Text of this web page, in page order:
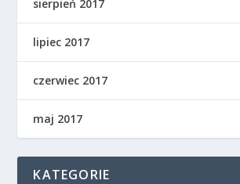
sierpień 2017
lipiec 2017
czerwiec 2017
maj 2017
KATEGORIE